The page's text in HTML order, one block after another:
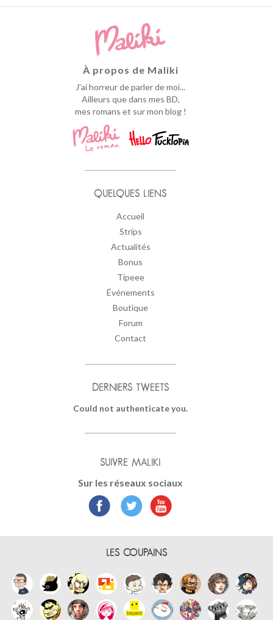
À propos de Maliki
J'ai horreur de parler de moi...
Ailleurs que dans mes BD,
mes romans et sur mon blog !
QUELQUES LIENS
Accueil
Strips
Actualités
Bonus
Tipeee
Événements
Boutique
Forum
Contact
DERNIERS TWEETS
Could not authenticate you.
SUIVRE MALIKI
Sur les réseaux sociaux
LES COUPAINS